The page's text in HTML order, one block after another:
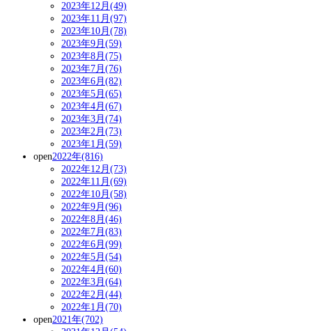
2023年12月(49)
2023年11月(97)
2023年10月(78)
2023年9月(59)
2023年8月(75)
2023年7月(76)
2023年6月(82)
2023年5月(65)
2023年4月(67)
2023年3月(74)
2023年2月(73)
2023年1月(59)
open2022年(816)
2022年12月(73)
2022年11月(69)
2022年10月(58)
2022年9月(96)
2022年8月(46)
2022年7月(83)
2022年6月(99)
2022年5月(54)
2022年4月(60)
2022年3月(64)
2022年2月(44)
2022年1月(70)
open2021年(702)